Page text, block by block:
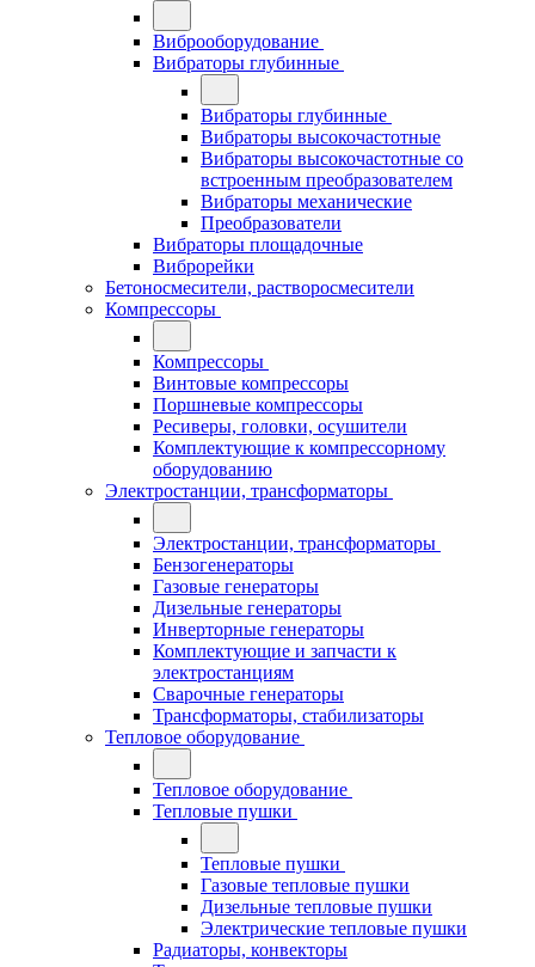
Виброоборудование
Вибраторы глубинные
Вибраторы глубинные
Вибраторы высокочастотные
Вибраторы высокочастотные со
встроенным преобразователем
Вибраторы механические
Преобразователи
Вибраторы площадочные
Виброрейки
Бетоносмесители, растворосмесители
Компрессоры
Компрессоры
Винтовые компрессоры
Поршневые компрессоры
Ресиверы, головки, осушители
Комплектующие к компрессорному
оборудованию
Электростанции, трансформаторы
Электростанции, трансформаторы
Бензогенераторы
Газовые генераторы
Дизельные генераторы
Инверторные генераторы
Комплектующие и запчасти к
электростанциям
Сварочные генераторы
Трансформаторы, стабилизаторы
Тепловое оборудование
Тепловое оборудование
Тепловые пушки
Тепловые пушки
Газовые тепловые пушки
Дизельные тепловые пушки
Электрические тепловые пушки
Радиаторы, конвекторы